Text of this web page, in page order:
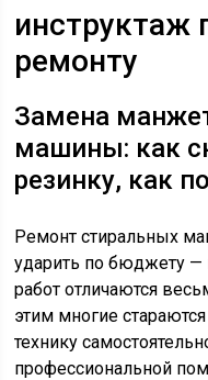
инструктаж
ремонту
Замена
машины: как
резинку, как
Ремонт стиральных
ударить по бюджету
работ отличаются
этим многие
технику
профессиональной